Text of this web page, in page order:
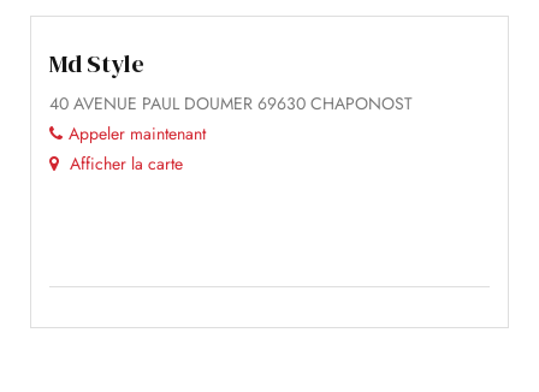
Md Style
40 AVENUE PAUL DOUMER 69630 CHAPONOST
Appeler maintenant
Afficher la carte